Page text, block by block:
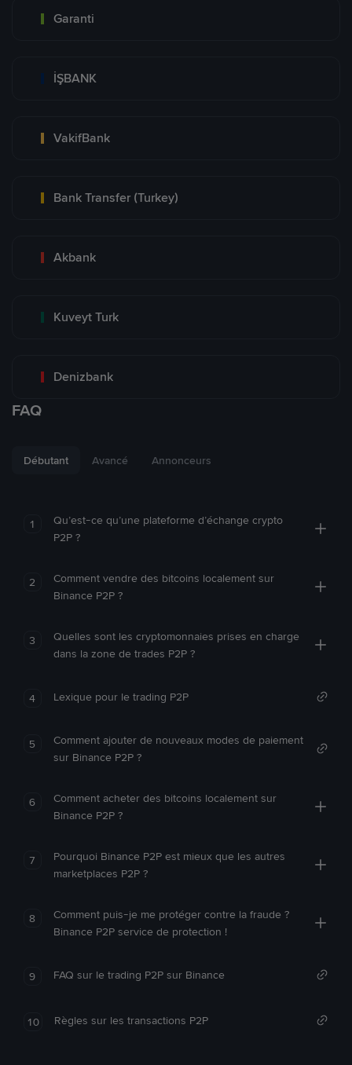
Garanti
İŞBANK
VakifBank
Bank Transfer (Turkey)
Akbank
Kuveyt Turk
Denizbank
FAQ
Débutant Avancé Annonceurs
1
Qu’est-ce qu’une plateforme d’échange crypto
P2P ?
2
Comment vendre des bitcoins localement sur
Binance P2P ?
3
Quelles sont les cryptomonnaies prises en charge
dans la zone de trades P2P ?
4 Lexique pour le trading P2P
5
Comment ajouter de nouveaux modes de paiement
sur Binance P2P ?
6
Comment acheter des bitcoins localement sur
Binance P2P ?
7
Pourquoi Binance P2P est mieux que les autres
marketplaces P2P ?
8
Comment puis-je me protéger contre la fraude ?
Binance P2P service de protection !
9 FAQ sur le trading P2P sur Binance
10 Règles sur les transactions P2P